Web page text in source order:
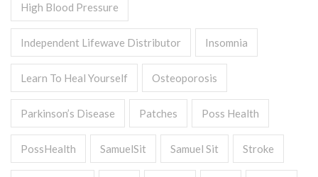
High Blood Pressure
Independent Lifewave Distributor Insomnia
Learn To Heal Yourself Osteoporosis
Parkinson’s Disease Patches Poss Health
PossHealth SamuelSit Samuel Sit Stroke